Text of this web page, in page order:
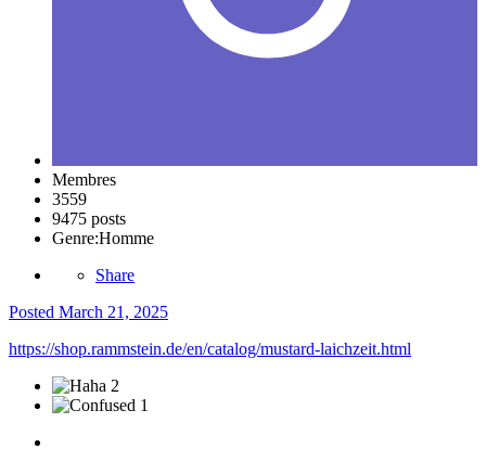
Membres
3559
9475 posts
Genre:Homme
Share
Posted March 21, 2025
https://shop.rammstein.de/en/catalog/mustard-laichzeit.html
2
1